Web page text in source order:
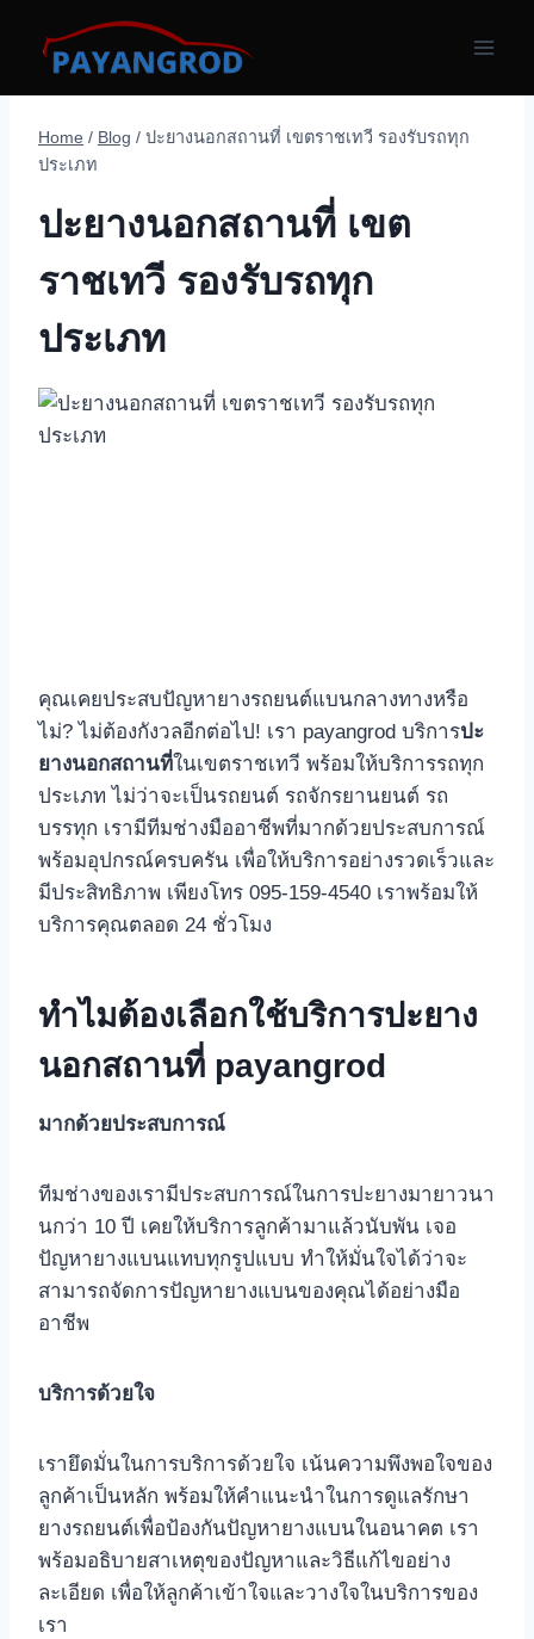
content
Home / Blog / ปะยางนอกสถานที่ เขตราชเทวี รองรับรถทุก
ประเภท
ปะยางนอกสถานที่ เขต
ราชเทวี รองรับรถทุก
ประเภท
คุณเคยประสบปัญหายางรถยนต์แบนกลางทางหรือ
ไม่? ไม่ต้องกังวลอีกต่อไป! เรา payangrod บริการปะ
ยางนอกสถานที่ในเขตราชเทวี พร้อมให้บริการรถทุก
ประเภท ไม่ว่าจะเป็นรถยนต์ รถจักรยานยนต์ รถ
บรรทุก เรามีทีมช่างมืออาชีพที่มากด้วยประสบการณ์
พร้อมอุปกรณ์ครบครัน เพื่อให้บริการอย่างรวดเร็วและ
มีประสิทธิภาพ เพียงโทร 095-159-4540 เราพร้อมให้
บริการคุณตลอด 24 ชั่วโมง
ทำไมต้องเลือกใช้บริการปะยาง
นอกสถานที่ payangrod
มากด้วยประสบการณ์
ทีมช่างของเรามีประสบการณ์ในการปะยางมายาวนา
นกว่า 10 ปี เคยให้บริการลูกค้ามาแล้วนับพัน เจอ
ปัญหายางแบนแทบทุกรูปแบบ ทำให้มั่นใจได้ว่าจะ
สามารถจัดการปัญหายางแบนของคุณได้อย่างมือ
อาชีพ
บริการด้วยใจ
เรายึดมั่นในการบริการด้วยใจ เน้นความพึงพอใจของ
ลูกค้าเป็นหลัก พร้อมให้คำแนะนำในการดูแลรักษา
ยางรถยนต์เพื่อป้องกันปัญหายางแบนในอนาคต เรา
พร้อมอธิบายสาเหตุของปัญหาและวิธีแก้ไขอย่าง
ละเอียด เพื่อให้ลูกค้าเข้าใจและวางใจในบริการของ
เรา